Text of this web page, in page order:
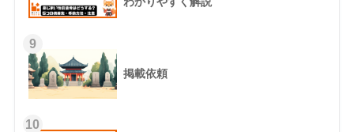
9
掲載依頼
10